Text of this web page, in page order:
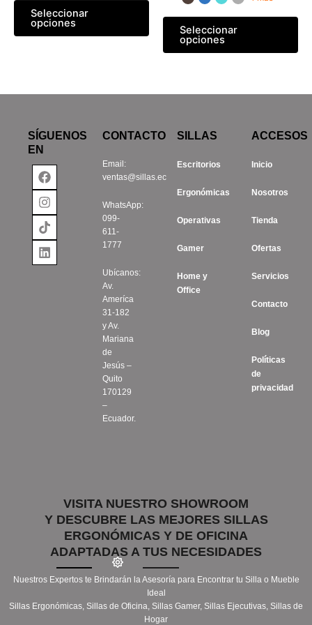
Seleccionar
opciones
producto
Seleccionar
opciones
SÍGUENOS
EN
Facebook
Instagram
Tiktok
Linkedin
CONTACTO
Email:
ventas@sillas.ec
WhatsApp:
099-
611-
1777
Ubícanos:
Av.
Ameríca
31-182
y Av.
Mariana
de
Jesús –
Quito
170129
–
Ecuador.
SILLAS
Escritorios
Ergonómicas
Operativas
Gamer
Home y
Office
ACCESOS
Inicio
Nosotros
Tienda
Ofertas
Servicios
Contacto
Blog
Políticas
de
privacidad
VISITA NUESTRO SHOWROOM
Y DESCUBRE LAS MEJORES SILLAS
ERGONÓMICAS Y DE OFICINA
ADAPTADAS A TUS NECESIDADES
Nuestros Expertos te Brindarán la Asesoría para Encontrar tu Silla o Mueble
Ideal
Sillas Ergonómicas, Sillas de Oficina, Sillas Gamer, Sillas Ejecutivas, Sillas de
Hogar